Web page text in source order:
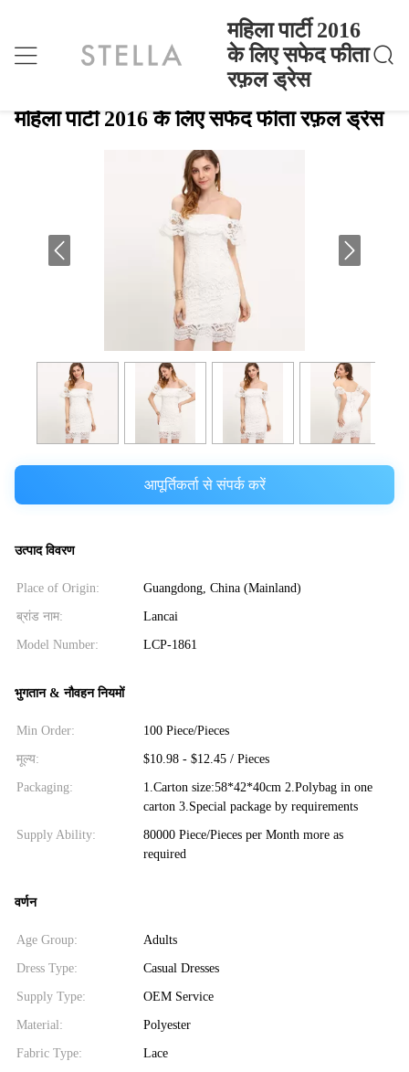
महिला पार्टी 2016
के लिए सफेद फीता
रफ़ल ड्रेस
महिला पार्टी 2016 के लिए सफेद फीता रफ़ल ड्रेस
महिला पार्टी 2016 के लिए सफेद फीता रफ़ल ड्रेस
आपूर्तिकर्ता से संपर्क करें
उत्पाद विवरण
Place of Origin: Guangdong, China (Mainland)
ब्रांड नाम: Lancai
Model Number: LCP-1861
भुगतान & नौवहन नियमों
Min Order: 100 Piece/Pieces
मूल्य: $10.98 - $12.45 / Pieces
Packaging:
1.Carton size:58*42*40cm 2.Polybag in one
carton 3.Special package by requirements
Supply Ability:
80000 Piece/Pieces per Month more as
required
वर्णन
Age Group: Adults
Dress Type: Casual Dresses
Supply Type: OEM Service
Material: Polyester
Fabric Type: Lace